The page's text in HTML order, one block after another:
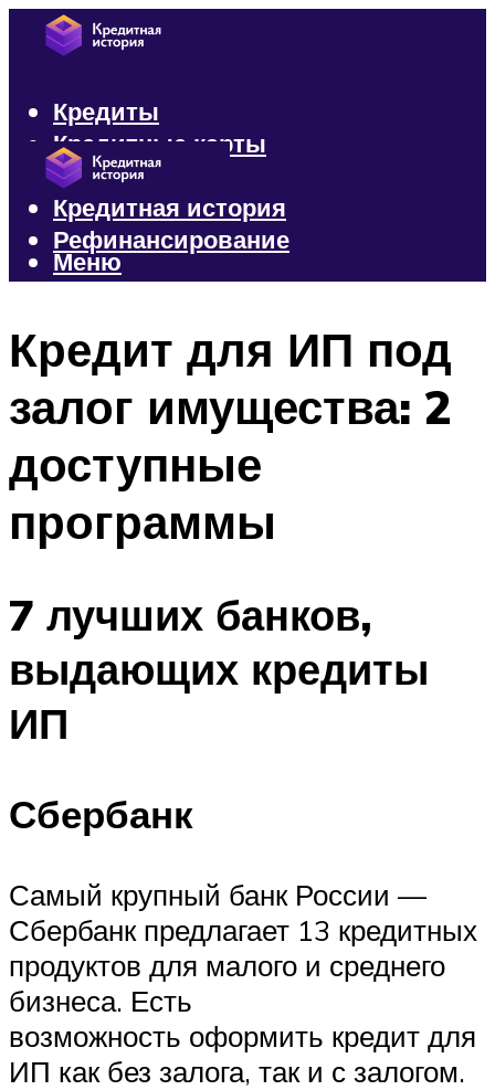
Кредиты
Кредитные карты
Микрозаймы
Кредитная история
Рефинансирование
Меню
Кредит для ИП под
залог имущества: 2
доступные
программы
7 лучших банков,
выдающих кредиты
ИП
Сбербанк
Самый крупный банк России —
Сбербанк предлагает 13 кредитных
продуктов для малого и среднего
бизнеса. Есть
возможность оформить кредит для
ИП как без залога, так и с залогом.